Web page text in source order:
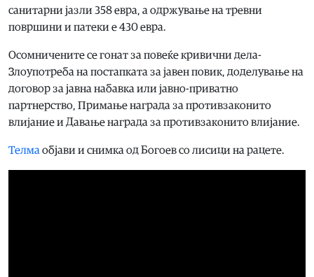
санитарни јазли 358 евра, а одржување на тревни
површини и патеки е 430 евра.
Осомничените се гонат за повеќе кривични дела-
Злоупотреба на постапката за јавен повик, доделување на
договор за јавна набавка или јавно-приватно
партнерство, Примање награда за противзаконито
влијание и Давање награда за противзаконито влијание.
Телма објави и снимка од Богоев со лисици на рацете.